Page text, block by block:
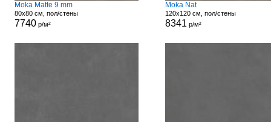
Moka Matte 9 mm
80x80 см, пол/стены
7740р/м²
Moka Nat
120x120 см, пол/стены
8341 р/м²